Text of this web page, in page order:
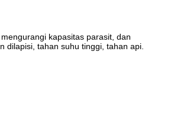
kapasitas parasit, dan
dilapisi, tahan suhu tinggi, tahan api.